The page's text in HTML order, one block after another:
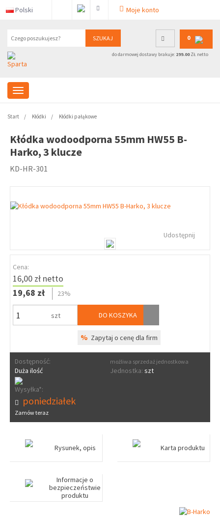
Polski Moje konto
SZUKAJ 0
do darmowej dostawy brakuje: 299.00ZŁ netto
Start Kłódki Kłódki pałąkowe
Kłódka wodoodporna 55mm HW55 B-
Harko, 3 klucze
KD-HR-301
Udostępnij
Cena:
16,00 zł netto
19,68 zł
23%
szt DO KOSZYKA
% Zapytaj o cenę dla firm
Dostępność:
Duża ilość
możliwa sprzedaż jednostkowa
Jednostka: szt
Wysyłka*:
poniedziałek
Zamów teraz
Rysunek, opis Karta produktu
Informacje o
bezpieczeństwie
produktu